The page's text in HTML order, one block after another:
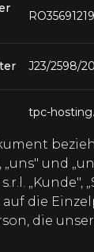
RO35691219
J23/2598/
tpc-
„uns" und
„Kunde",
die
die